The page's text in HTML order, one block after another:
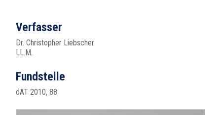
Verfasser
Dr. Christopher Liebscher
LL.M.
Fundstelle
öAT 2010, 88